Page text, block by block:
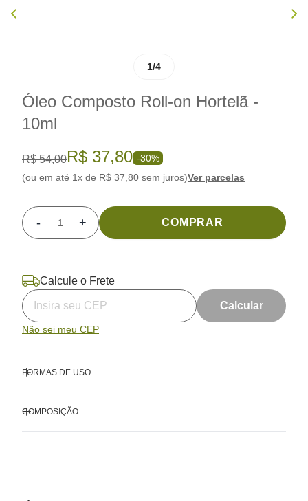
1/4
Óleo Composto Roll-on Hortelã -
10ml
R$ 54,00R$ 37,80 -30%
(ou em até 1x de R$ 37,80 sem juros)Ver parcelas
-
Quantidade + COMPRAR
Calcule o Frete
Calcular
Não sei meu CEP
FORMAS DE USO
COMPOSIÇÃO